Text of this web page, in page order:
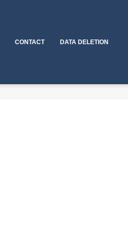
CONTACT DATA DELETION